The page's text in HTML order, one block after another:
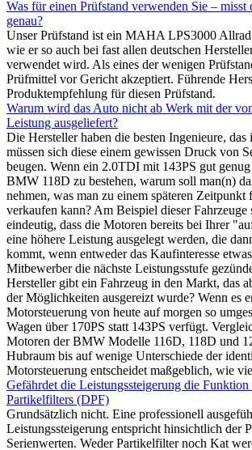
Was für einen Prüfstand verwenden Sie – misst
genau?
Unser Prüfstand ist ein MAHA LPS3000
wie er so auch bei fast allen deutschen
verwendet wird. Als eines der wenigen
Prüfmittel vor Gericht akzeptiert. Führende
Produktempfehlung für diesen Prüfstand.
Warum wird das Auto nicht ab Werk mit der
Leistung ausgeliefert?
Die Hersteller haben die besten Ingenieure, das
müssen sich diese einem gewissen Druck von
beugen. Wenn ein 2.0TDI mit 143PS gut
BMW 118D zu bestehen, warum soll man(n)
nehmen, was man zu einem späteren
verkaufen kann? Am Beispiel dieser Fahrzeuge
eindeutig, dass die Motoren bereits bei Ihrer
eine höhere Leistung ausgelegt werden, die
kommt, wenn entweder das Kaufinteresse
Mitbewerber die nächste Leistungsstufe
Hersteller gibt ein Fahrzeug in den Markt, das
der Möglichkeiten ausgereizt wurde? Wenn es
Motorsteuerung von heute auf morgen so
Wagen über 170PS statt 143PS verfügt.
Motoren der BMW Modelle 116D, 118D und
Hubraum bis auf wenige Unterschiede der
Motorsteuerung entscheidet maßgeblich, wie
Gefährdet die Leistungssteigerung die Funktion
Partikelfilters (DPF)
Grundsätzlich nicht. Eine professionell
Leistungssteigerung entspricht hinsichtlich der
Serienwerten. Weder Partikelfilter noch Kat